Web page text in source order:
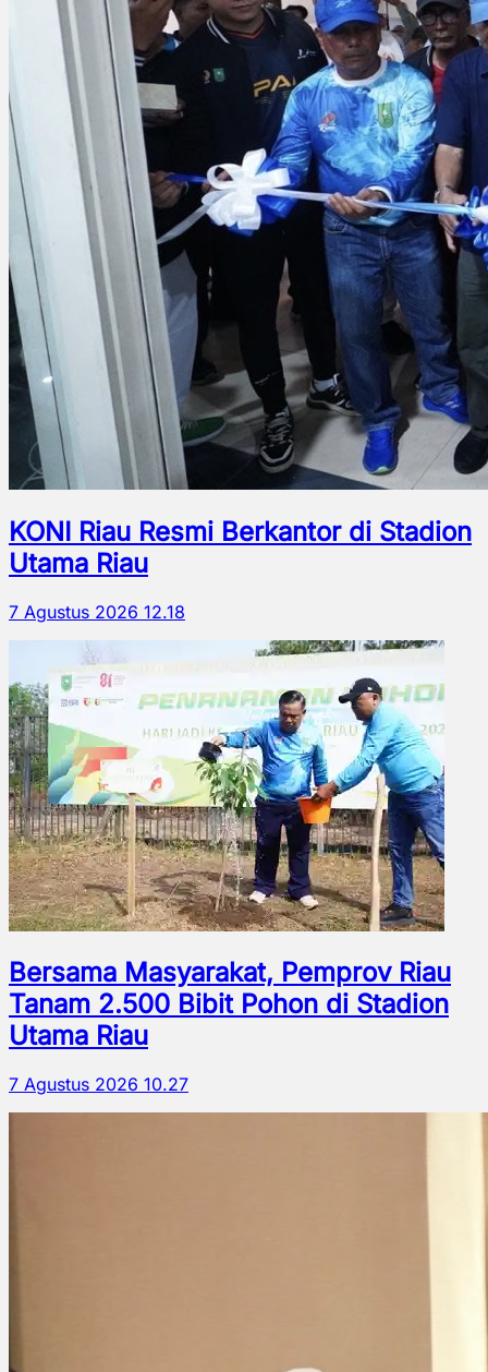
KONI Riau Resmi Berkantor di Stadion
Utama Riau
7 Agustus 2026 12.18
Bersama Masyarakat, Pemprov Riau
Tanam 2.500 Bibit Pohon di Stadion
Utama Riau
7 Agustus 2026 10.27